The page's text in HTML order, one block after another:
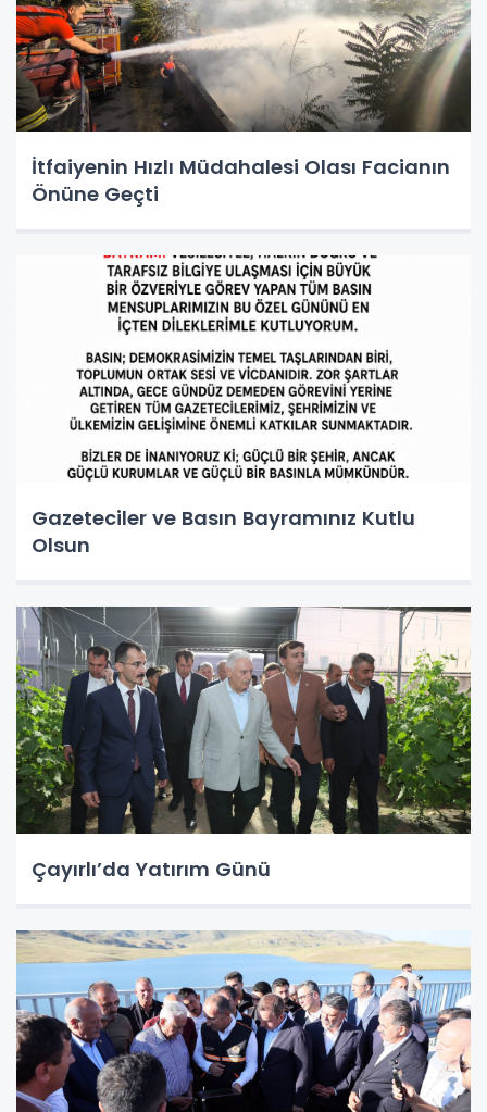
İtfaiyenin Hızlı Müdahalesi Olası Facianın
Önüne Geçti
Gazeteciler ve Basın Bayramınız Kutlu
Olsun
Çayırlı’da Yatırım Günü